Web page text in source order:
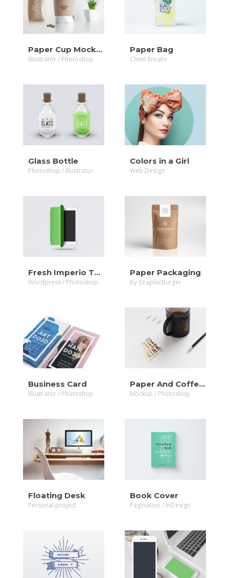
VIDEO
Paper Cup Mockup
Illustrator / Photoshop
ZOOM
Paper Bag
Client Envato
ZOOM
Glass Bottle
Photoshop / Illustrator
MORE
ZOOM
Colors in a Girl
Web Design
Fresh Imperio Theme
Wordpress / Photoshop
MORE
ZOOM
Paper Packaging
by GraphicBurger
Business Card
Illustrator / Photoshop
Paper And Coffee Cup
Mockup / Photoshop
MORE
ZOOM
Floating Desk
Personal project
Book Cover
Pagination / InDesign
MORE
ZOOM
MORE
ZOOM